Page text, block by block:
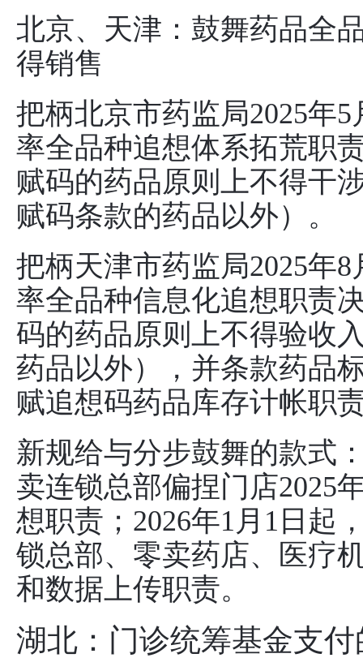
北京、天津：鼓舞药品全
得销售
把柄北京市药监局2025年
率全品种追想体系拓荒职
赋码的药品原则上不得干
赋码条款的药品以外）。
把柄天津市药监局2025年
率全品种信息化追想职责
码的药品原则上不得验收
药品以外），并条款药品
赋追想码药品库存计帐职
新规给与分步鼓舞的款式
卖连锁总部偏捏门店2025
想职责；2026年1月1日起
锁总部、零卖药店、医疗
和数据上传职责。
湖北：门诊统筹基金支